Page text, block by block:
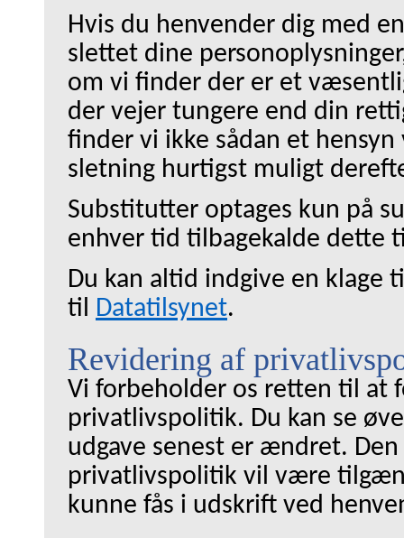
Hvis du henvender dig med
slettet dine
om vi finder der er et
der vejer tungere end din
finder vi ikke sådan et
sletning hurtigst muligt
Substitutter optages kun på
enhver tid tilbagekalde dette
Du kan altid indgive en klage
til Datatilsynet.
Revidering af
Vi forbeholder os retten til at
privatlivspolitik. Du kan se
udgave senest er ændret.
privatlivspolitik vil være
kunne fås i udskrift ved